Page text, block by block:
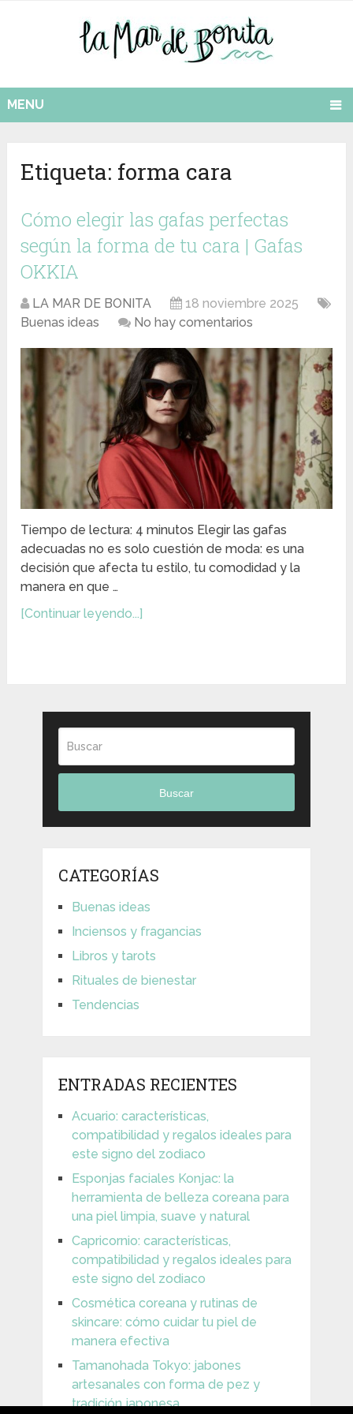
MENU
Etiqueta: forma cara
Cómo elegir las gafas perfectas
según la forma de tu cara | Gafas
OKKIA
LA MAR DE BONITA
18 noviembre 2025
Buenas ideas
No hay comentarios
Tiempo de lectura: 4 minutos Elegir las gafas
adecuadas no es solo cuestión de moda: es una
decisión que afecta tu estilo, tu comodidad y la
manera en que …
[Continuar leyendo...]
Buscar
CATEGORÍAS
Buenas ideas
Inciensos y fragancias
Libros y tarots
Rituales de bienestar
Tendencias
ENTRADAS RECIENTES
Acuario: características,
compatibilidad y regalos ideales para
este signo del zodiaco
Esponjas faciales Konjac: la
herramienta de belleza coreana para
una piel limpia, suave y natural
Capricornio: características,
compatibilidad y regalos ideales para
este signo del zodiaco
Cosmética coreana y rutinas de
skincare: cómo cuidar tu piel de
manera efectiva
Tamanohada Tokyo: jabones
artesanales con forma de pez y
tradición japonesa